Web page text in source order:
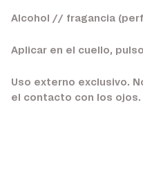
Alcohol // fragancia
Aplicar en el cuello,
Uso externo exclusivo.
el contacto con los ojos.